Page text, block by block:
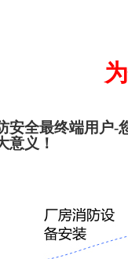
安全最终端用户-
意义！